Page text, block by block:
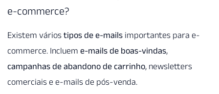
e-commerce?
Existem vários tipos de e-mails importantes para e-
commerce. Incluem e-mails de boas-vindas,
campanhas de abandono de carrinho, newsletters
comerciais e e-mails de pós-venda.